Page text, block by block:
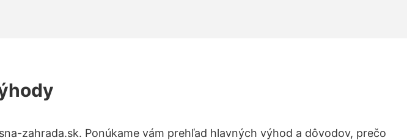
zahrada.sk. Ponúkame vám prehľad hlavných výhod a dôvodov, prečo